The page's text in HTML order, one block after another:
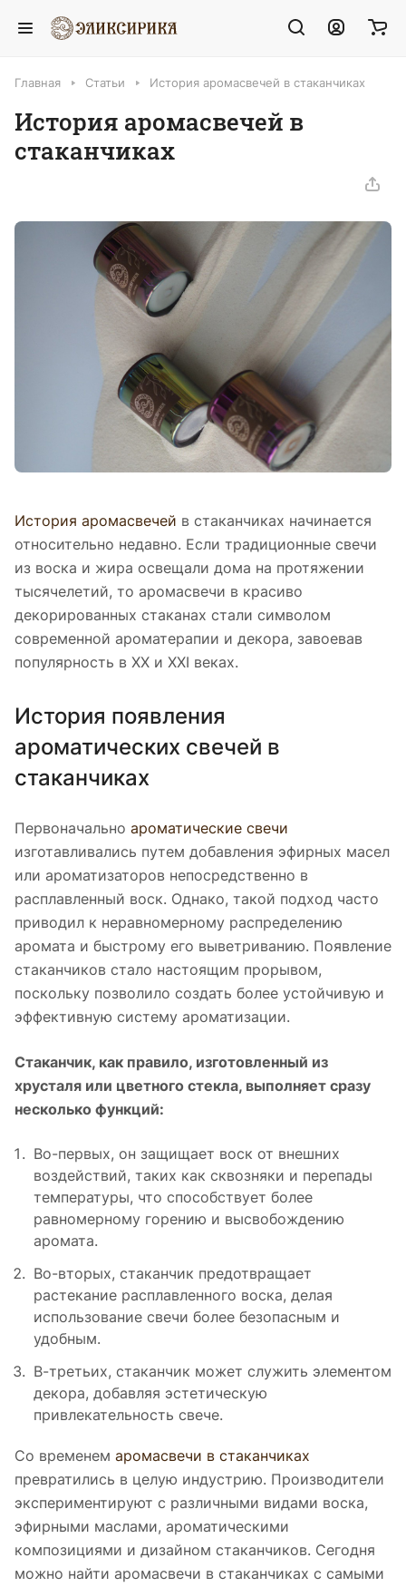
Главная Статьи История аромасвечей в стаканчиках
История аромасвечей в
стаканчиках
История аромасвечей в стаканчиках начинается
относительно недавно. Если традиционные свечи
из воска и жира освещали дома на протяжении
тысячелетий, то аромасвечи в красиво
декорированных стаканах стали символом
современной ароматерапии и декора, завоевав
популярность в XX и XXI веках.
История появления
ароматических свечей в
стаканчиках
Первоначально ароматические свечи
изготавливались путем добавления эфирных масел
или ароматизаторов непосредственно в
расплавленный воск. Однако, такой подход часто
приводил к неравномерному распределению
аромата и быстрому его выветриванию. Появление
стаканчиков стало настоящим прорывом,
поскольку позволило создать более устойчивую и
эффективную систему ароматизации.
Стаканчик, как правило, изготовленный из
хрусталя или цветного стекла, выполняет сразу
несколько функций:
Во-первых, он защищает воск от внешних
воздействий, таких как сквозняки и перепады
температуры, что способствует более
равномерному горению и высвобождению
аромата.
Во-вторых, стаканчик предотвращает
растекание расплавленного воска, делая
использование свечи более безопасным и
удобным.
В-третьих, стаканчик может служить элементом
декора, добавляя эстетическую
привлекательность свече.
Со временем аромасвечи в стаканчиках
превратились в целую индустрию. Производители
экспериментируют с различными видами воска,
эфирными маслами, ароматическими
композициями и дизайном стаканчиков. Сегодня
можно найти аромасвечи в стаканчиках с самыми